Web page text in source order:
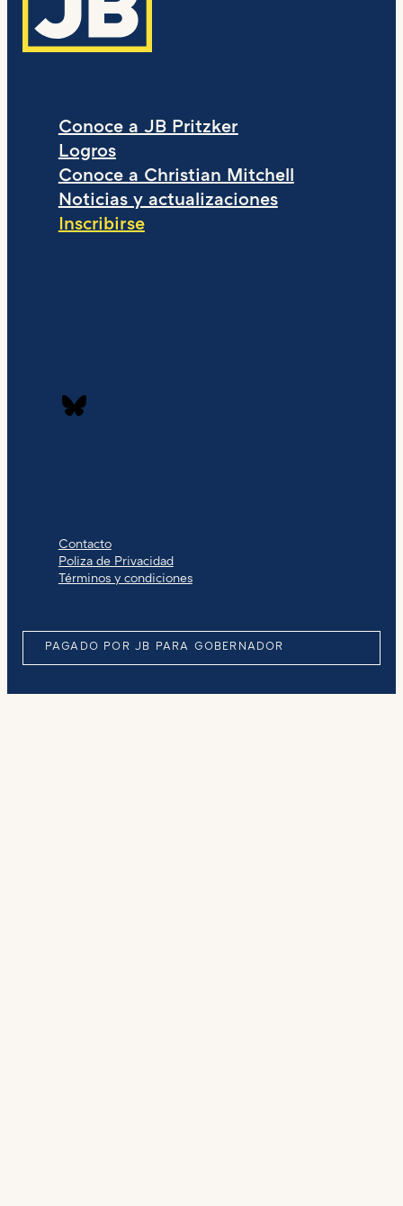
Conoce a JB Pritzker
Logros
Conoce a Christian Mitchell
Noticias y actualizaciones
Inscribirse
Contacto
Poliza de Privacidad
Términos y condiciones
PAGADO POR JB PARA GOBERNADOR